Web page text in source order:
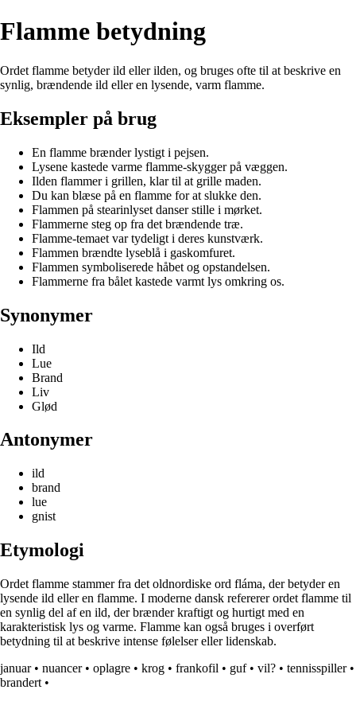
Flamme betydning
Ordet flamme betyder ild eller ilden, og bruges ofte til at beskrive en
synlig, brændende ild eller en lysende, varm flamme.
Eksempler på brug
En flamme brænder lystigt i pejsen.
Lysene kastede varme flamme-skygger på væggen.
Ilden flammer i grillen, klar til at grille maden.
Du kan blæse på en flamme for at slukke den.
Flammen på stearinlyset danser stille i mørket.
Flammerne steg op fra det brændende træ.
Flamme-temaet var tydeligt i deres kunstværk.
Flammen brændte lyseblå i gaskomfuret.
Flammen symboliserede håbet og opstandelsen.
Flammerne fra bålet kastede varmt lys omkring os.
Synonymer
Ild
Lue
Brand
Liv
Glød
Antonymer
ild
brand
lue
gnist
Etymologi
Ordet flamme stammer fra det oldnordiske ord fláma, der betyder en
lysende ild eller en flamme. I moderne dansk refererer ordet flamme til
en synlig del af en ild, der brænder kraftigt og hurtigt med en
karakteristisk lys og varme. Flamme kan også bruges i overført
betydning til at beskrive intense følelser eller lidenskab.
januar• nuancer• oplagre • krog • frankofil • guf• vil? • tennisspiller•
brandert •